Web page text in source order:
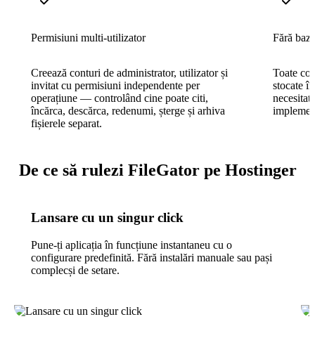
Permisiuni multi-utilizator
Creează conturi de administrator, utilizator și
invitat cu permisiuni independente per
operațiune — controlând cine poate citi,
încărca, descărca, redenumi, șterge și arhiva
fișierele separat.
Fără
Toate
stocate
De ce să rulezi FileGator pe Hostinger
Lansare cu un singur click
Pune-ți aplicația în funcțiune instantaneu cu o
configurare predefinită. Fără instalări manuale sau pași
complecși de setare.